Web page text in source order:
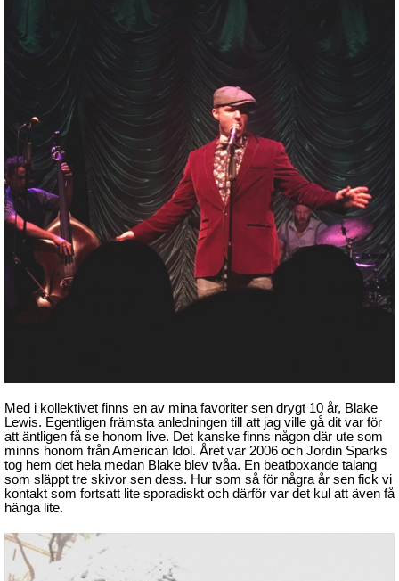
Med i kollektivet finns en av mina favoriter sen drygt 10 år, Blake
Lewis. Egentligen främsta anledningen till att jag ville gå dit var för
att äntligen få se honom live. Det kanske finns någon där ute som
minns honom från American Idol. Året var 2006 och Jordin Sparks
tog hem det hela medan Blake blev tvåa. En beatboxande talang
som släppt tre skivor sen dess. Hur som så för några år sen fick vi
kontakt som fortsatt lite sporadiskt och därför var det kul att även få
hänga lite.